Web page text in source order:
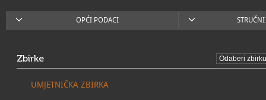
OPĆI PODACI
Zbirke
UMJETNIČKA ZBIRKA